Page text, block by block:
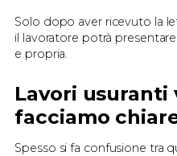
Solo dopo aver ricevuto la
il lavoratore potrà
e propria.
Lavori usuranti
facciamo
Spesso si fa confusione tra